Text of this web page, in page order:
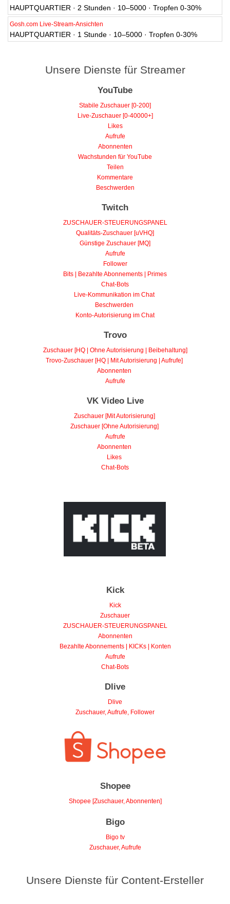
HAUPTQUARTIER · 2 Stunden · 10–5000 · Tropfen 0-30%
Gosh.com Live-Stream-Ansichten
HAUPTQUARTIER · 1 Stunde · 10–5000 · Tropfen 0-30%
Unsere Dienste für Streamer
YouTube
Stabile Zuschauer [0-200]
Live-Zuschauer [0-40000+]
Likes
Aufrufe
Abonnenten
Wachstunden für YouTube
Teilen
Kommentare
Beschwerden
Twitch
ZUSCHAUER-STEUERUNGSPANEL
Qualitäts-Zuschauer [uVHQ]
Günstige Zuschauer [MQ]
Aufrufe
Follower
Bits | Bezahlte Abonnements | Primes
Chat-Bots
Live-Kommunikation im Chat
Beschwerden
Konto-Autorisierung im Chat
Trovo
Zuschauer [HQ | Ohne Autorisierung | Beibehaltung]
Trovo-Zuschauer [HQ | Mit Autorisierung | Aufrufe]
Abonnenten
Aufrufe
VK Video Live
Zuschauer [Mit Autorisierung]
Zuschauer [Ohne Autorisierung]
Aufrufe
Abonnenten
Likes
Chat-Bots
Kick
Kick
Zuschauer
ZUSCHAUER-STEUERUNGSPANEL
Abonnenten
Bezahlte Abonnements | KICKs | Konten
Aufrufe
Chat-Bots
Dlive
Dlive
Zuschauer, Aufrufe, Follower
Shopee
Shopee [Zuschauer, Abonnenten]
Bigo
Bigo tv
Zuschauer, Aufrufe
Unsere Dienste für Content-Ersteller